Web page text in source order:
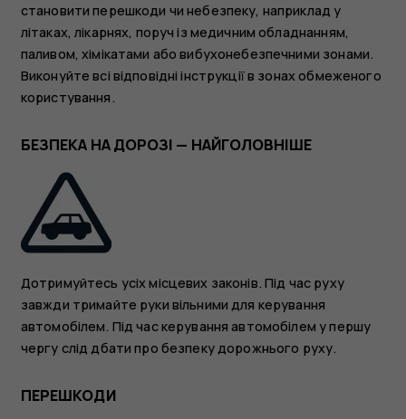
становити перешкоди чи небезпеку, наприклад у
літаках, лікарнях, поруч із медичним обладнанням,
паливом, хімікатами або вибухонебезпечними зонами.
Виконуйте всі відповідні інструкції в зонах обмеженого
користування.
БЕЗПЕКА НА ДОРОЗІ — НАЙГОЛОВНІШЕ
Дотримуйтесь усіх місцевих законів. Під час руху
завжди тримайте руки вільними для керування
автомобілем. Під час керування автомобілем у першу
чергу слід дбати про безпеку дорожнього руху.
ПЕРЕШКОДИ